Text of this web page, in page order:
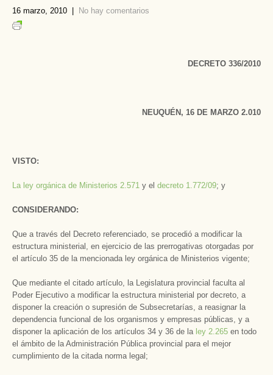
16 marzo, 2010 No hay comentarios
DECRETO 336/2010
NEUQUÉN, 16 DE MARZO 2.010
VISTO:
La ley orgánica de Ministerios 2.571 y el decreto 1.772/09; y
CONSIDERANDO:
Que a través del Decreto referenciado, se procedió a modificar la
estructura ministerial, en ejercicio de las prerrogativas otorgadas por
el artículo 35 de la mencionada ley orgánica de Ministerios vigente;
Que mediante el citado artículo, la Legislatura provincial faculta al
Poder Ejecutivo a modificar la estructura ministerial por decreto, a
disponer la creación o supresión de Subsecretarías, a reasignar la
dependencia funcional de los organismos y empresas públicas, y a
disponer la aplicación de los artículos 34 y 36 de la ley 2.265 en todo
el ámbito de la Administración Pública provincial para el mejor
cumplimiento de la citada norma legal;